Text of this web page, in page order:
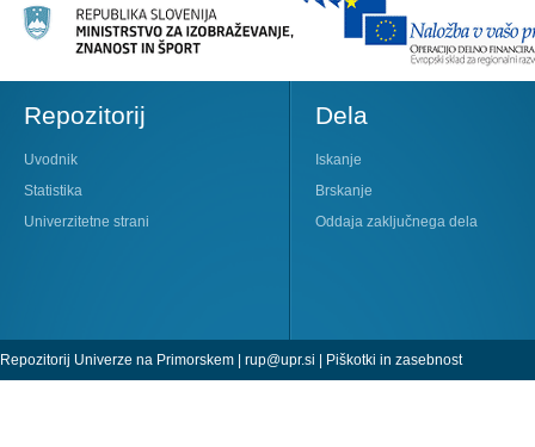
Repozitorij
Uvodnik
Statistika
Univerzitetne strani
Dela
Iskanje
Brskanje
Oddaja zaključnega dela
Repozitorij Univerze na Primorskem | rup@upr.si | Piškotki in zasebnost